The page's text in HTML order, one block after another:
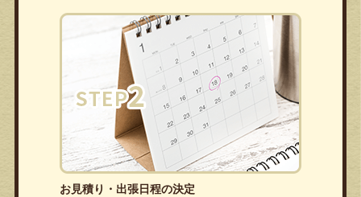
お見積り・出張日程の決定